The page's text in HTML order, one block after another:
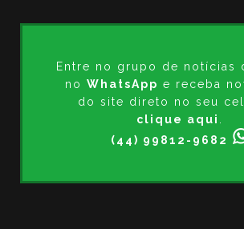
Entre no grupo de notícias
no WhatsApp e receba
do site direto no seu
clique aqui
(44) 99812-9682